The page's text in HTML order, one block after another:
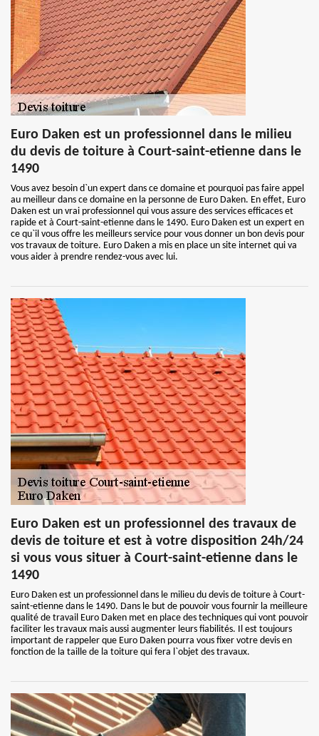
Euro Daken est un professionnel dans le milieu
du devis de toiture à Court-saint-etienne dans le
1490
Vous avez besoin d`un expert dans ce domaine et pourquoi pas faire appel
au meilleur dans ce domaine en la personne de Euro Daken. En effet, Euro
Daken est un vrai professionnel qui vous assure des services efficaces et
rapide et à Court-saint-etienne dans le 1490. Euro Daken est un expert en
ce qu`il vous offre les meilleurs service pour vous donner un bon devis pour
vos travaux de toiture. Euro Daken a mis en place un site internet qui va
vous aider à prendre rendez-vous avec lui.
Euro Daken est un professionnel des travaux de
devis de toiture et est à votre disposition 24h/24
si vous vous situer à Court-saint-etienne dans le
1490
Euro Daken est un professionnel dans le milieu du devis de toiture à Court-
saint-etienne dans le 1490. Dans le but de pouvoir vous fournir la meilleure
qualité de travail Euro Daken met en place des techniques qui vont pouvoir
faciliter les travaux mais aussi augmenter leurs fiabilités. Il est toujours
important de rappeler que Euro Daken pourra vous fixer votre devis en
fonction de la taille de la toiture qui fera l`objet des travaux.